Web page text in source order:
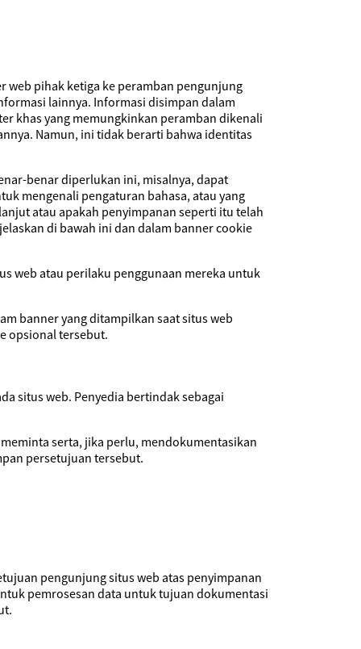
web pihak ketiga ke peramban pengunjung
lainnya. Informasi disimpan dalam
khas yang memungkinkan peramban dikenali
Namun, ini tidak berarti bahwa identitas
benar diperlukan ini, misalnya, dapat
mengenali pengaturan bahasa, atau yang
atau apakah penyimpanan seperti itu telah
di bawah ini dan dalam banner cookie
web atau perilaku penggunaan mereka untuk
banner yang ditampilkan saat situs web
opsional tersebut.
situs web. Penyedia bertindak sebagai
serta, jika perlu, mendokumentasikan
persetujuan tersebut.
pengunjung situs web atas penyimpanan
pemrosesan data untuk tujuan dokumentasi